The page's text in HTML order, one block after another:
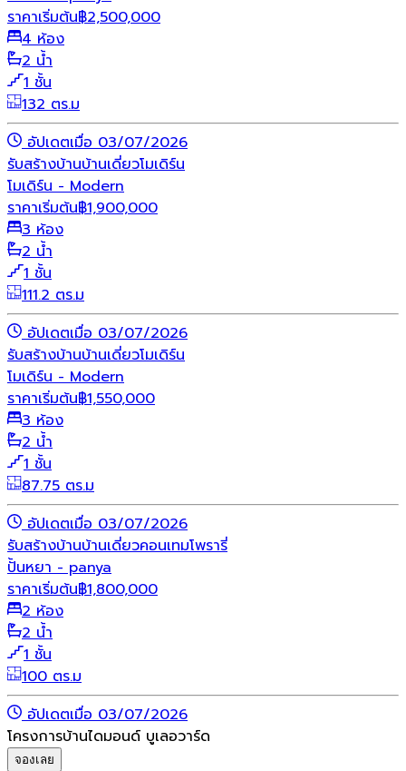
ราคาเริ่มต้น฿2,500,000
4 ห้อง
2 น้ำ
1 ชั้น
132 ตร.ม
อัปเดตเมื่อ 03/07/2026
รับสร้างบ้านบ้านเดี่ยวโมเดิร์น
โมเดิร์น - Modern
ราคาเริ่มต้น฿1,900,000
3 ห้อง
2 น้ำ
1 ชั้น
111.2 ตร.ม
อัปเดตเมื่อ 03/07/2026
รับสร้างบ้านบ้านเดี่ยวโมเดิร์น
โมเดิร์น - Modern
ราคาเริ่มต้น฿1,550,000
3 ห้อง
2 น้ำ
1 ชั้น
87.75 ตร.ม
อัปเดตเมื่อ 03/07/2026
รับสร้างบ้านบ้านเดี่ยวคอนเทมโพรารี่
ปั้นหยา - panya
ราคาเริ่มต้น฿1,800,000
2 ห้อง
2 น้ำ
1 ชั้น
100 ตร.ม
อัปเดตเมื่อ 03/07/2026
โครงการบ้านไดมอนด์ บูเลอวาร์ด
จองเลย